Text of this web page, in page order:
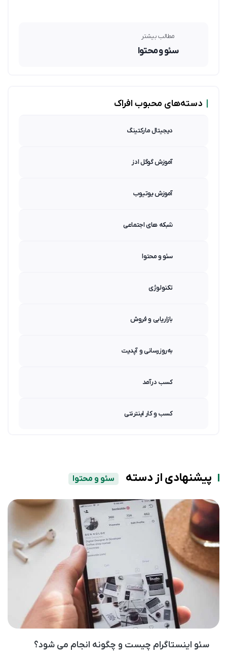
مطالب بیشتر
سئو و محتوا
دسته‌های محبوب افراک
دیجیتال مارکتینگ
آموزش گوگل ادز
آموزش یوتیوب
شبکه های اجتماعی
سئو و محتوا
تکنولوژی
بازاریابی و فروش
به‌روزرسانی و آپدیت
کسب درآمد
کسب و کار اینترنتی
پیشنهادی از دسته سئو و محتوا
سئو اینستاگرام چیست و چگونه انجام می شود؟